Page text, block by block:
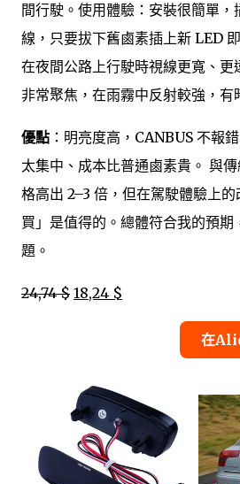
間行駛。使用體驗：安裝很簡單
線，只要拔下舊鹵素插上新 LED
在夜間公路上行駛時視線更寬、更
非常聚焦，在雨霧中反射較強，有
優點 ：明亮度高，CANBUS 不報
太集中、成本比普通鹵素貴。 與
格高出 2–3 倍，但在駕駛體驗上
買」是值得的。總體符合我的預期
題。
24,74 $ 18,24 $
在